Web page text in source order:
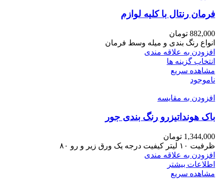
فرمان رنتال با کلیه لوازم
882,000 تومان
انواع رنگ بندی و میله وسط فرمان
افزودن به علاقه مندی
انتخاب گزینه ها
مختلفی
باشد.
ها
ممکن
است
مشاهده سریع
ناموجود
افزودن به مقایسه
باک هونداتیزرو رنگ بندی جور
1,344,000 تومان
ظرفیت ۱۰ لیتر کیفیت درجه یک ورق زیر و رو ۸۰
افزودن به علاقه مندی
اطلاعات بیشتر
مشاهده سریع